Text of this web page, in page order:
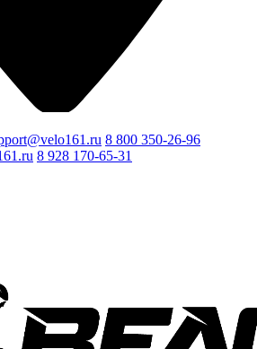
8 800 350-26-96
8 928 170-65-31